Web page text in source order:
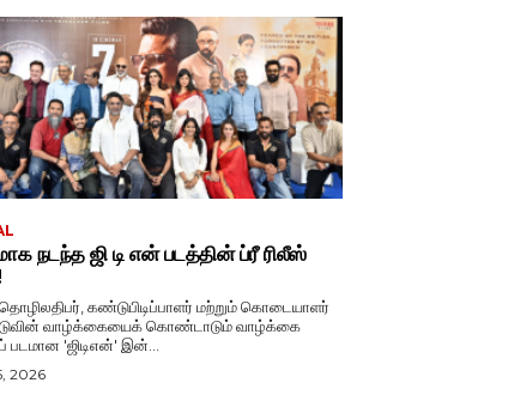
நடந்த ஜி டி என் படத்தின் ப்ரீ ரிலீஸ்
தொழிலதிபர், கண்டுபிடிப்பாளர் மற்றும் கொடையாளர்
வாழ்க்கையைக் கொண்டாடும் வாழ்க்கை
படமான 'ஜிடிஎன்' இன்...
2026